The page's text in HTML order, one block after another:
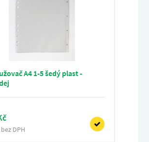
A4 1-5 šedý plast -
DPH